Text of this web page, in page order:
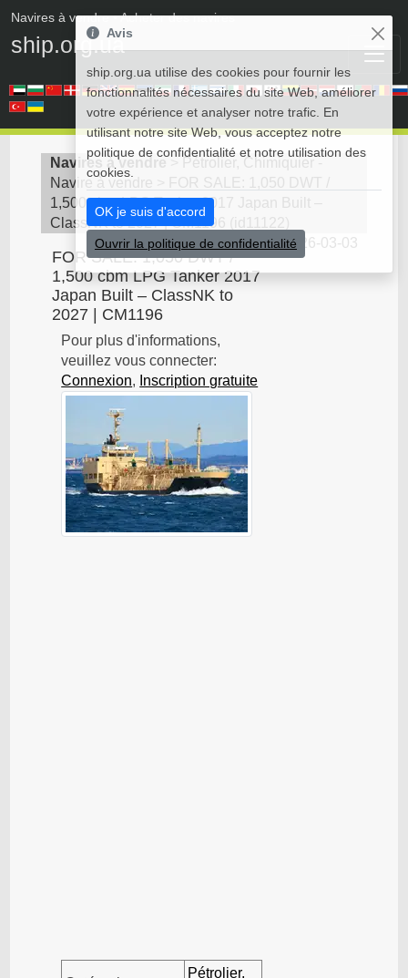
Navires à vendre• Acheter des navires
ship.org.ua
Navires à vendre
Pétrolier, Chimiquier -
Navire à vendre
FOR SALE: 1,050 DWT /
1,500 cbm LPG Tanker 2017 Japan Built –
ClassNK to 2027 | CM1196
id11122
2026-03-03
FOR SALE: 1,050 DWT /
1,500 cbm LPG Tanker 2017
Japan Built – ClassNK to
2027 | CM1196
Pour plus d'informations,
veuillez vous connecter:
Connexion, Inscription gratuite
Pétrolier,
Avis
ship.org.ua utilise des cookies pour fournir les
fonctionnalités nécessaires du site Web, améliorer
votre expérience et analyser notre trafic. En
utilisant notre site Web, vous acceptez notre
politique de confidentialité et notre utilisation des
cookies.
OK je suis d'accord
Ouvrir la politique de confidentialité